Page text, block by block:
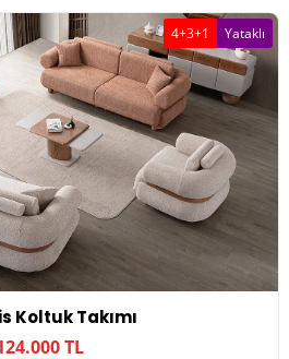
Koltuk Takımı
TL
4+3+1 Yataklı